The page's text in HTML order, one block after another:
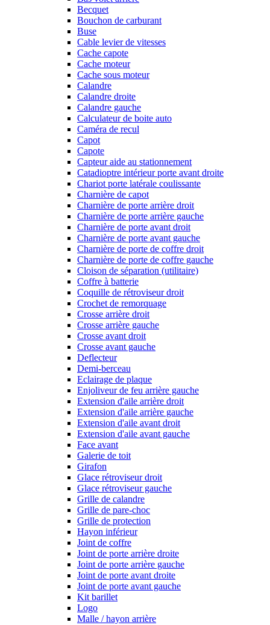
Becquet
Bouchon de carburant
Buse
Cable levier de vitesses
Cache capote
Cache moteur
Cache sous moteur
Calandre
Calandre droite
Calandre gauche
Calculateur de boite auto
Caméra de recul
Capot
Capote
Capteur aide au stationnement
Catadioptre intérieur porte avant droite
Chariot porte latérale coulissante
Charnière de capot
Charnière de porte arrière droit
Charnière de porte arrière gauche
Charnière de porte avant droit
Charnière de porte avant gauche
Charnière de porte de coffre droit
Charnière de porte de coffre gauche
Cloison de séparation (utilitaire)
Coffre à batterie
Coquille de rétroviseur droit
Crochet de remorquage
Crosse arrière droit
Crosse arrière gauche
Crosse avant droit
Crosse avant gauche
Deflecteur
Demi-berceau
Eclairage de plaque
Enjoliveur de feu arrière gauche
Extension d'aile arrière droit
Extension d'aile arrière gauche
Extension d'aile avant droit
Extension d'aile avant gauche
Face avant
Galerie de toit
Girafon
Glace rétroviseur droit
Glace rétroviseur gauche
Grille de calandre
Grille de pare-choc
Grille de protection
Hayon inférieur
Joint de coffre
Joint de porte arrière droite
Joint de porte arrière gauche
Joint de porte avant droite
Joint de porte avant gauche
Kit barillet
Logo
Malle / hayon arrière